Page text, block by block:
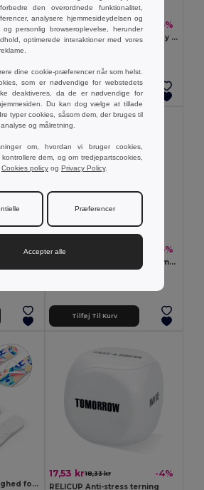
13,82 kr 14,62 kr -5%
MADERA Anti-stress PU rugby bold
Tilføj Til Kurv
-7%
formet
13,82 kr -5%
LIGHT Anitstress PU glødelampe
GiftRetail MO7829
Tilføj Til Kurv
Klip klapper med mulighed for fuldt tilpasset sublimationprint på sålerne
17,53 kr18,33 kr -4%
RELICUP Anti-stress terning
den overordnede funktionalitet,
analysere hjemmesideydelsen og
personlig browseroplevelse, herunder
optimerede interaktioner med vores
dine cookie-præferencer når som helst.
som er nødvendige for webstedets
deaktiveres, da de er nødvendige for
Du kan dog vælge at tillade
typer cookies, såsom dem, der bruges til
og målretning.
om, hvordan vi bruger cookies,
dem, og om tredjepartscookies,
Cookies policy og Privacy Policy.
Præferencer
Accepter alle